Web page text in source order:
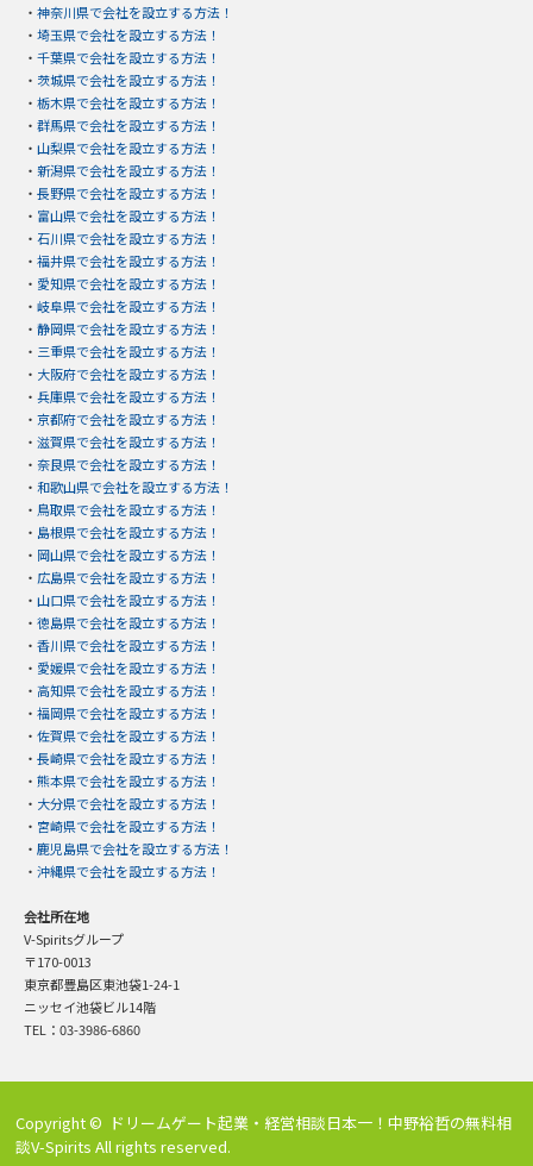
・ 神奈川県で会社を設立する方法！
・ 埼玉県で会社を設立する方法！
・ 千葉県で会社を設立する方法！
・ 茨城県で会社を設立する方法！
・ 栃木県で会社を設立する方法！
・ 群馬県で会社を設立する方法！
・ 山梨県で会社を設立する方法！
・ 新潟県で会社を設立する方法！
・ 長野県で会社を設立する方法！
・ 富山県で会社を設立する方法！
・ 石川県で会社を設立する方法！
・ 福井県で会社を設立する方法！
・ 愛知県で会社を設立する方法！
・ 岐阜県で会社を設立する方法！
・ 静岡県で会社を設立する方法！
・ 三重県で会社を設立する方法！
・ 大阪府で会社を設立する方法！
・ 兵庫県で会社を設立する方法！
・ 京都府で会社を設立する方法！
・ 滋賀県で会社を設立する方法！
・ 奈良県で会社を設立する方法！
・ 和歌山県で会社を設立する方法！
・ 鳥取県で会社を設立する方法！
・ 島根県で会社を設立する方法！
・ 岡山県で会社を設立する方法！
・ 広島県で会社を設立する方法！
・ 山口県で会社を設立する方法！
・ 徳島県で会社を設立する方法！
・ 香川県で会社を設立する方法！
・ 愛媛県で会社を設立する方法！
・ 高知県で会社を設立する方法！
・ 福岡県で会社を設立する方法！
・ 佐賀県で会社を設立する方法！
・ 長崎県で会社を設立する方法！
・ 熊本県で会社を設立する方法！
・ 大分県で会社を設立する方法！
・ 宮崎県で会社を設立する方法！
・ 鹿児島県で会社を設立する方法！
・ 沖縄県で会社を設立する方法！
会社所在地
V-Spiritsグループ
〒170-0013
東京都豊島区東池袋1-24-1
ニッセイ池袋ビル14階
TEL：03-3986-6860
Copyright © ドリームゲート起業・経営相談日本一！中野裕哲の無料相
談V-Spirits All rights reserved.